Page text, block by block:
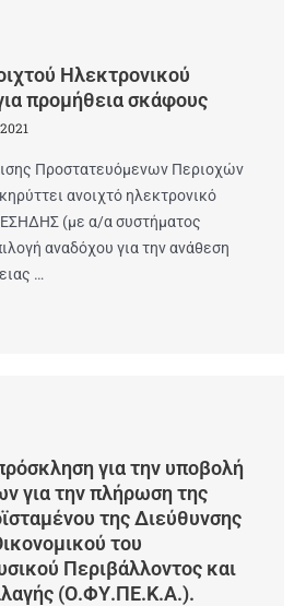
Ηλεκτρονικού
προμήθεια σκάφους
Προστατευόμενων Περιοχών
ανοιχτό ηλεκτρονικό
(με α/α συστήματος
αναδόχου για την ανάθεση
…
για την υποβολή
για την πλήρωση της
της Διεύθυνσης
του
Περιβάλλοντος και
(Ο.ΦΥ.ΠΕ.Κ.Α.).